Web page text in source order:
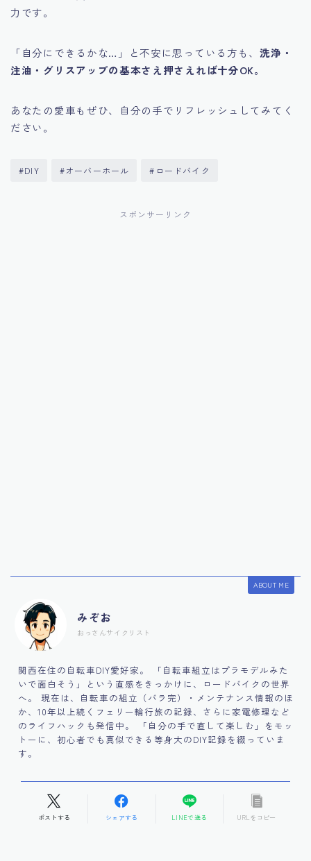
力です。
「自分にできるかな…」と不安に思っている方も、洗浄・
注油・グリスアップの基本さえ押さえれば十分OK。
あなたの愛車もぜひ、自分の手でリフレッシュしてみてく
ださい。
#DIY #オーバーホール #ロードバイク
スポンサーリンク
ABOUT ME
みぞお
おっさんサイクリスト
関西在住の自転車DIY愛好家。 「自転車組立はプラモデルみた
いで面白そう」という直感をきっかけに、ロードバイクの世界
へ。 現在は、自転車の組立（バラ完）・メンテナンス情報のほ
か、10年以上続くフェリー輪行旅の記録、さらに家電修理など
のライフハックも発信中。 「自分の手で直して楽しむ」をモッ
トーに、初心者でも真似できる等身大のDIY記録を綴っていま
す。
ポストする シェアする LINEで送る URLをコピー